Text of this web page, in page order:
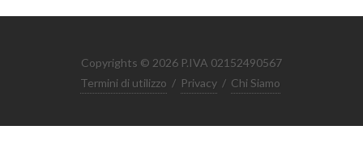
Copyrights © 2026 P.IVA 02152490567
Termini di utilizzo / Privacy / Chi Siamo